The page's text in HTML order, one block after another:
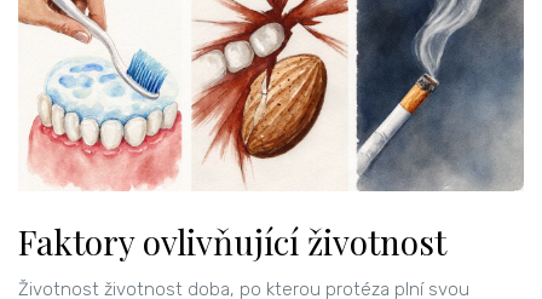
Faktory ovlivňující životnost
Životnost životnost doba, po kterou protéza plní svou